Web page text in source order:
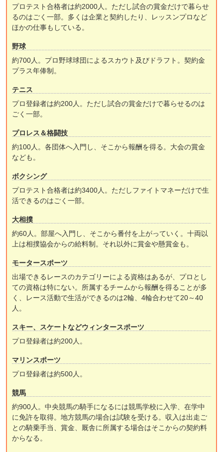
プロテスト合格者は約2000人。ただし試合の賞金だけで暮らせ
るのはごく一部。多くは企業と契約したり、レッスンプロなど
ほかの仕事もしている。
野球
約700人。プロ野球球団によるスカウト及びドラフト。契約金
プラス年俸制。
テニス
プロ登録者は約200人。ただし試合の賞金だけで暮らせるのは
ごく一部。
プロレス＆格闘技
約100人。各団体へ入門し、そこから報酬を得る。大会の賞金
なども。
ボクシング
プロテスト合格者は約3400人。ただしファイトマネーだけで生
活できるのはごく一部。
大相撲
約60人。部屋へ入門し、そこから番付を上がっていく。十両以
上は相撲協会からの給料制。それ以外に賞金や懸賞金も。
モータースポーツ
出場できるレースのカテゴリーによる資格はあるが、プロとし
ての資格は特にない。所属するチームから報酬を得ることが多
く、レース活動で生活ができるのは2輪、4輪合わせて20～40
人。
スキー、スケートなどウィンタースポーツ
プロ登録者は約200人。
マリンスポーツ
プロ登録者は約500人。
競馬
約900人。中央競馬の騎手になるには競馬学校に入学、在学中
に免許を取得。地方競馬の場合は試験を受ける。収入は出走ご
との騎乗手当、賞金、厩舎に所属する場合はそこからの契約料
からなる。